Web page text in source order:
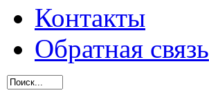
Контакты
Обратная связь